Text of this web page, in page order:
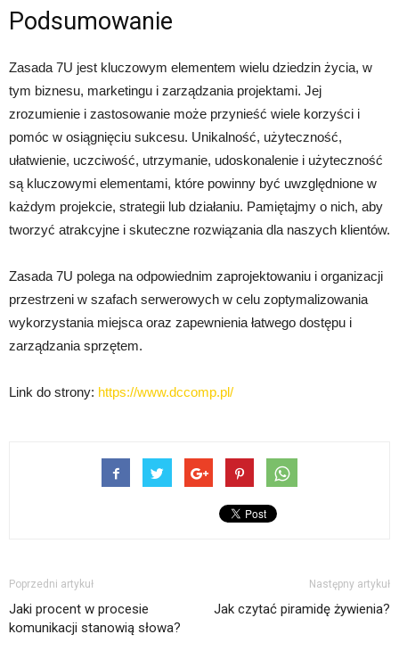
Podsumowanie
Zasada 7U jest kluczowym elementem wielu dziedzin życia, w
tym biznesu, marketingu i zarządzania projektami. Jej
zrozumienie i zastosowanie może przynieść wiele korzyści i
pomóc w osiągnięciu sukcesu. Unikalność, użyteczność,
ułatwienie, uczciwość, utrzymanie, udoskonalenie i użyteczność
są kluczowymi elementami, które powinny być uwzględnione w
każdym projekcie, strategii lub działaniu. Pamiętajmy o nich, aby
tworzyć atrakcyjne i skuteczne rozwiązania dla naszych klientów.
Zasada 7U polega na odpowiednim zaprojektowaniu i organizacji
przestrzeni w szafach serwerowych w celu zoptymalizowania
wykorzystania miejsca oraz zapewnienia łatwego dostępu i
zarządzania sprzętem.
Link do strony: https://www.dccomp.pl/
Poprzedni artykuł
Jaki procent w procesie
komunikacji stanowią słowa?
Następny artykuł
Jak czytać piramidę żywienia?